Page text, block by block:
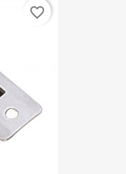
favorite_border